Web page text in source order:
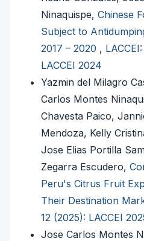
Ninaquispe, Chinese
Subject to
2017 – 2020 ,
LACCEI 2024
Yazmin del Milagro
Carlos Montes
Chavesta Paico,
Mendoza, Kelly
Jose Elias Portilla
Zegarra Escudero,
Peru's Citrus Fruit
Their Destination
12 (2025): LACCEI
Jose Carlos Montes